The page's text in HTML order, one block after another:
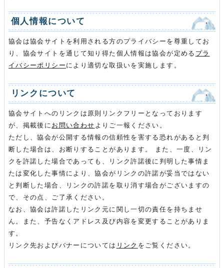
個人情報について
協会は協会サイトを利用される方のプライバシーを尊重してお
り、協会サイトを通じて知り得た個人情報は協会が定める プラ
イバシーポリシー により適切な取扱いを実施します。
リンクについて
協会サイトへのリンクは原則リンクフリーとなっております
が、掲載後に お問い合わせ よりご一報ください。
ただし、協会が公開する情報の信頼性を害する恐れがあると判
断した場合は、お断りすることがあります。 また、一度、リン
クを許諾した場合であっても、リンク許諾後に判明した事情ま
たは変化した事情により、協会がリンクの許諾が妥当ではない
と判断した場合、リンクの許諾を取り消す場合がございますの
で、その点、ご了承ください。
なお、協会は許諾したリンク元に関し一切の責任を持ちませ
ん。また、予告なくアドレス及び内容を変更することがありま
す。
リンク先およびバナーについては リンク をご覧ください。